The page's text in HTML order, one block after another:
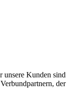
unsere Kunden sind
der